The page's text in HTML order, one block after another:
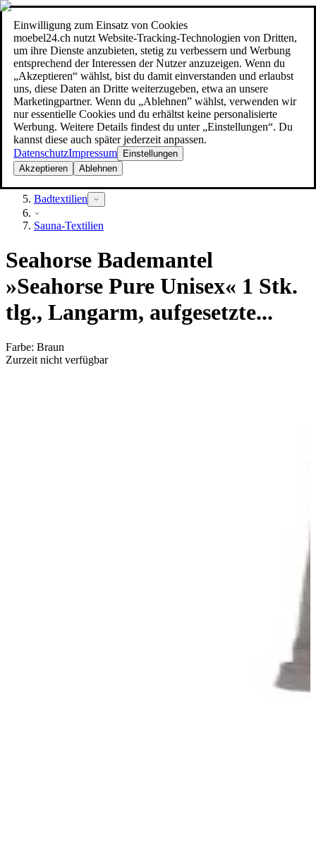
Einwilligung zum Einsatz von Cookies
moebel24.ch nutzt Website-Tracking-Technologien von Dritten,
um ihre Dienste anzubieten, stetig zu verbessern und Werbung
entsprechend der Interessen der Nutzer anzuzeigen. Wenn du
„Akzeptieren“ wählst, bist du damit einverstanden und erlaubst
uns, diese Daten an Dritte weiterzugeben, etwa an unsere
Marketingpartner. Wenn du „Ablehnen” wählst, verwenden wir
nur essentielle Cookies und du erhältst keine personalisierte
Werbung. Weitere Details findest du unter „Einstellungen“. Du
kannst diese auch später jederzeit anpassen.
DatenschutzImpressum
Einstellungen
Akzeptieren
Ablehnen
Suche
moebel dir den besten Preis!moebel dir den besten Preis!
Heimtextilien
Badtextilien
Sauna-Textilien
Seahorse Bademantel
»Seahorse Pure Unisex« 1 Stk.
tlg., Langarm, aufgesetzte...
Farbe: Braun
Zurzeit nicht verfügbar